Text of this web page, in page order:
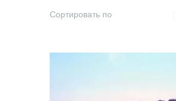
Сортировать по